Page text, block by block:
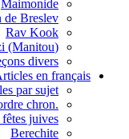
Maimonide
de Breslev
Rav Kook
(Rav Askenazi (Manitou
divers
en français
par sujet
.Articles par ordre chron
juives
Berechite